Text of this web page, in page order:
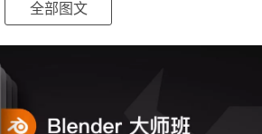
全部图文